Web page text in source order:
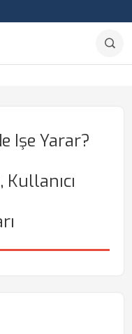
Işe Yarar?